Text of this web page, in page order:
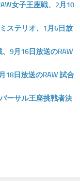
女子王座戦、2月10
ステリオ、1月6日放
9月16日放送のRAW
18日放送のRAW 試合
ーサル王座挑戦者決